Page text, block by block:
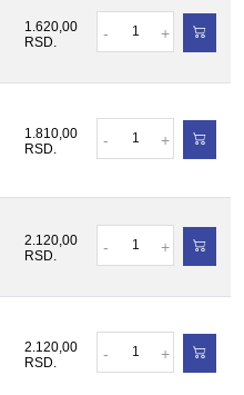
1.620,00
RSD.
- +
1.810,00
RSD.
- +
2.120,00
RSD.
- +
2.120,00
RSD.
- +